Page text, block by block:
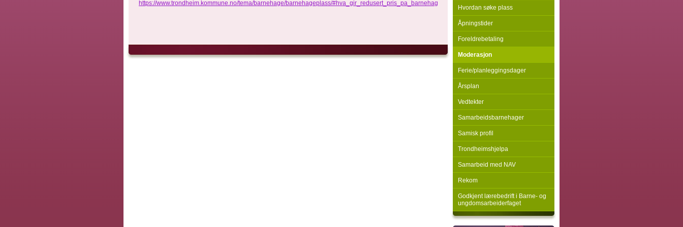
https://www.trondheim.kommune.no/tema/barnehage/barnehageplass/#hva_gir_redusert_pris_pa_barnehagekontingent
Hvordan søke plass
Åpningstider
Foreldrebetaling
Moderasjon
Ferie/planleggingsdager
Årsplan
Vedtekter
Samarbeidsbarnehager
Samisk profil
Trondheimshjelpa
Samarbeid med NAV
Rekom
Godkjent lærebedrift i Barne- og
ungdomsarbeiderfaget